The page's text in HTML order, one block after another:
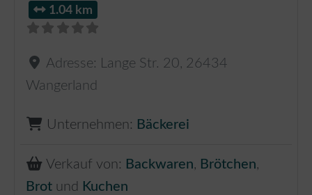
1.04 km
Adresse: Lange Str. 20, 26434
Wangerland
Unternehmen: Bäckerei
Verkauf von: Backwaren, Brötchen,
Brot und Kuchen